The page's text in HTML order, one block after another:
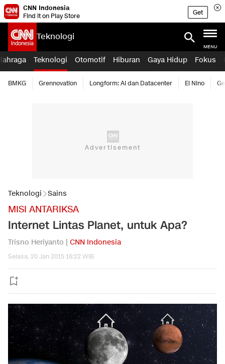
CNN Indonesia
Find it on Play Store
Get
Teknologi
MENU
Teknologi Otomotif Hiburan Gaya Hidup Fokus
BMKG Grennovation Longform: AI dan Datacenter El Nino
Teknologi Sains
MISI ANTARIKSA
Internet Lintas Planet, untuk Apa?
Trisno Heriyanto | CNN Indonesia
Selasa, 20 Jan 2015 16:22 WIB